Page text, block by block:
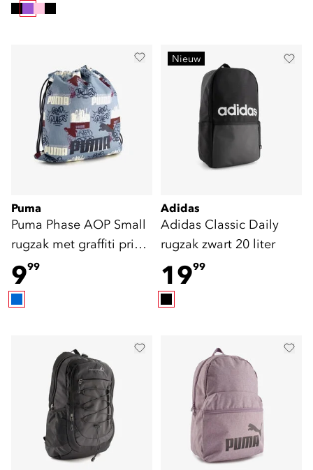
Puma
Puma Phase AOP Small
rugzak met graffiti print
11 liter
999
Nieuw
Adidas
Adidas Classic Daily
rugzak zwart 20 liter
1999